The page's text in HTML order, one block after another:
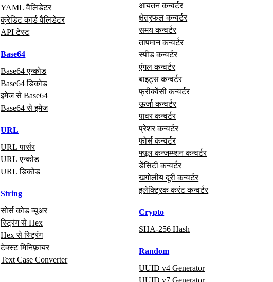
YAML वैलिडेटर
क्रेडिट कार्ड वैलिडेटर
API टेस्ट
Base64
Base64 एन्कोड
Base64 डिकोड
इमेज से Base64
Base64 से इमेज
URL
URL पार्सर
URL एन्कोड
URL डिकोड
String
सोर्स कोड व्यूअर
स्ट्रिंग से Hex
Hex से स्ट्रिंग
टेक्स्ट मिनिफ़ायर
Text Case Converter
आयतन कन्वर्टर
क्षेत्रफल कन्वर्टर
समय कन्वर्टर
तापमान कन्वर्टर
स्पीड कन्वर्टर
एंगल कन्वर्टर
बाइट्स कन्वर्टर
फ्रीक्वेंसी कन्वर्टर
ऊर्जा कन्वर्टर
पावर कन्वर्टर
प्रेशर कन्वर्टर
फोर्स कन्वर्टर
फ्यूल कन्जम्प्शन कन्वर्टर
डेंसिटी कन्वर्टर
खगोलीय दूरी कन्वर्टर
इलेक्ट्रिक करंट कन्वर्टर
Crypto
SHA-256 Hash
Random
UUID v4 Generator
UUID v7 Generator